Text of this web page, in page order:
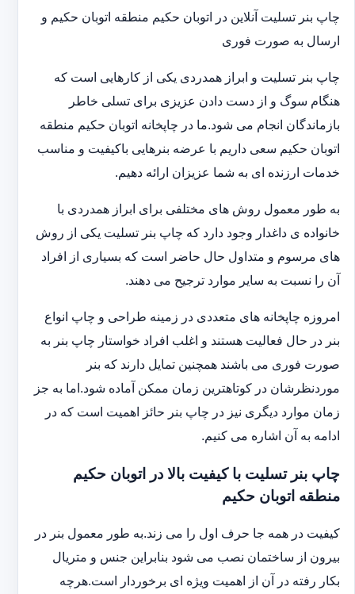
چاپ بنر تسلیت آنلاین در اتوبان حکیم منطقه اتوبان حکیم و
ارسال به صورت فوری
چاپ بنر تسلیت و ابراز همدردی یکی از کارهایی است که
هنگام سوگ و از دست دادن عزیزی برای تسلی خاطر
بازماندگان انجام می شود.ما در چاپخانه اتوبان حکیم منطقه
اتوبان حکیم سعی داریم با عرضه بنرهایی باکیفیت و مناسب
خدمات ارزنده ای به شما عزیزان ارائه دهیم.
به طور معمول روش های مختلفی برای ابراز همدردی با
خانواده ی داغدار وجود دارد که چاپ بنر تسلیت یکی از روش
های مرسوم و متداول حال حاضر است که بسیاری از افراد
آن را نسبت به سایر موارد ترجیح می دهند.
امروزه چاپخانه های متعددی در زمینه طراحی و چاپ انواع
بنر در حال فعالیت هستند و اغلب افراد خواستار چاپ بنر به
صورت فوری می باشند همچنین تمایل دارند که بنر
موردنظرشان در کوتاهترین زمان ممکن آماده شود.اما به جز
زمان موارد دیگری نیز در چاپ بنر حائز اهمیت است که در
ادامه به آن اشاره می کنیم.
چاپ بنر تسلیت با کیفیت بالا در اتوبان حکیم
منطقه اتوبان حکیم
کیفیت در همه جا حرف اول را می زند.به طور معمول بنر در
بیرون از ساختمان نصب می شود بنابراین جنس و متریال
بکار رفته در آن از اهمیت ویژه ای برخوردار است.هرچه